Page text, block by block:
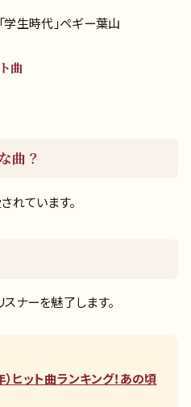
学生時代」ペギー葉山
曲
曲？
れています。
ナーを魅了します。
ヒット曲ランキング！あの頃